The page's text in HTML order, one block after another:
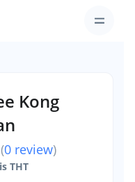
Kong
(0 review)
THT